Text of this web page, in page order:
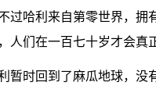
过哈利来自第零世界，拥
人们在一百七十岁才会真
暂时回到了麻瓜地球，没